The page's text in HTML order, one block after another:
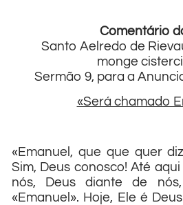
Comentário
Santo Aelredo de
monge
Sermão 9, para a
«Será chamado
«Emanuel, que que quer
Sim, Deus conosco! Até
nós, Deus diante de
«Emanuel». Hoje, Ele é